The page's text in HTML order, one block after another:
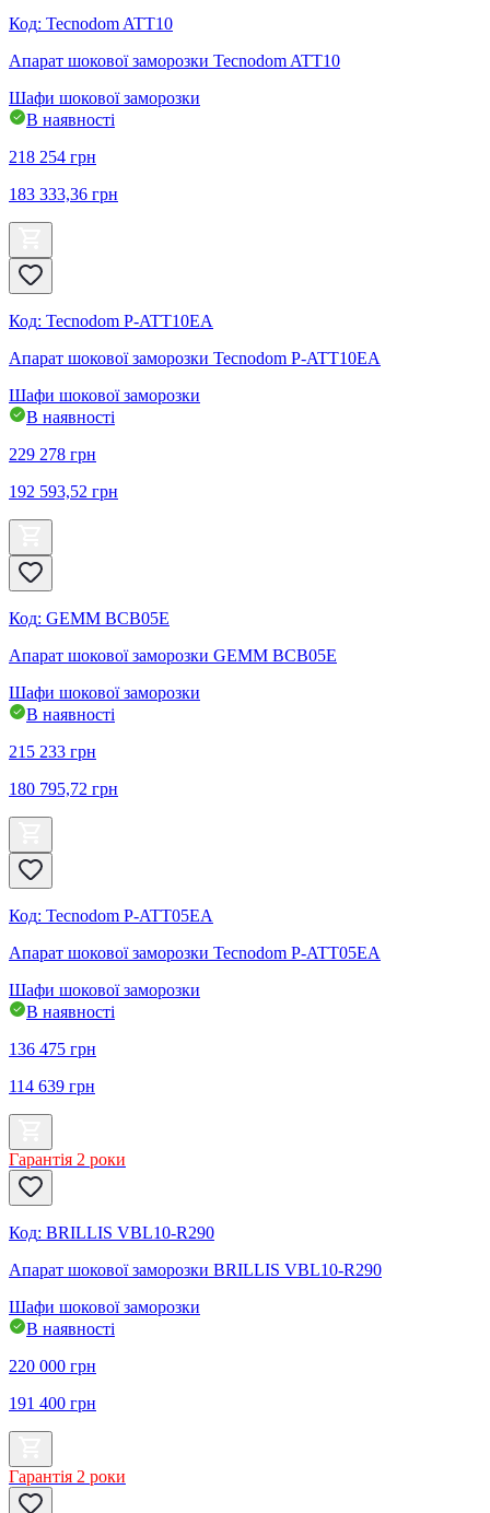
Код: Tecnodom ATT10
Апарат шокової заморозки Tecnodom ATT10
Шафи шокової заморозки
В наявності
218 254 грн
183 333,36 грн
Код: Tecnodom P-ATT10EA
Апарат шокової заморозки Tecnodom P-ATT10EA
Шафи шокової заморозки
В наявності
229 278 грн
192 593,52 грн
Код: GEMM BCB05E
Апарат шокової заморозки GEMM BCB05E
Шафи шокової заморозки
В наявності
215 233 грн
180 795,72 грн
Код: Tecnodom P-ATT05EA
Апарат шокової заморозки Tecnodom P-ATT05EA
Шафи шокової заморозки
В наявності
136 475 грн
114 639 грн
Гарантія 2 роки
Код: BRILLIS VBL10-R290
Апарат шокової заморозки BRILLIS VBL10-R290
Шафи шокової заморозки
В наявності
220 000 грн
191 400 грн
Гарантія 2 роки